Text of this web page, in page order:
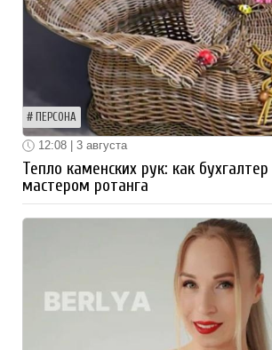
ПЕРСОНА
12:08 | 3 августа
Тепло каменских рук: как бухгалтер
мастером ротанга